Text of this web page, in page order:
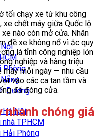
Phòng
Dương
Hà Nội
TPHCM
Hải Phòng
tối chạy xe từ khu công
xe chết máy giữa Quốc lộ
nào còn mở cửa. Nhân
đề xe không nổ vì ắc quy
là tỉnh công nghiệp lớn
nghiệp và hàng triệu
máy mỗi ngày — nhu cầu
vào các ca tan tầm và
đã đóng cửa.
nhanh chóng giá